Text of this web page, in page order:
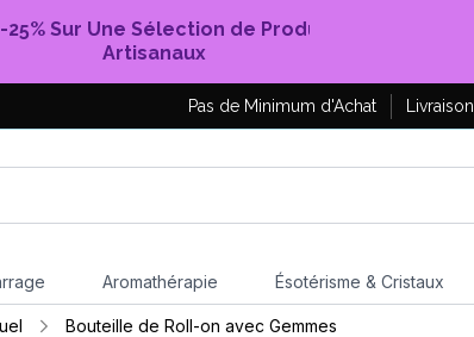
-25% Sur Une Sélection de Produits
Artisanaux
Pas de Minimum d'Achat Livraison
Aromathérapie Ésotérisme & Cristaux
Bouteille de Roll-on avec Gemmes